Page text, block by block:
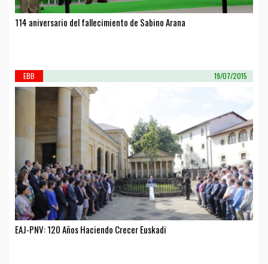
114 aniversario del fallecimiento de Sabino Arana
EBB 19/07/2015
EAJ-PNV: 120 Años Haciendo Crecer Euskadi